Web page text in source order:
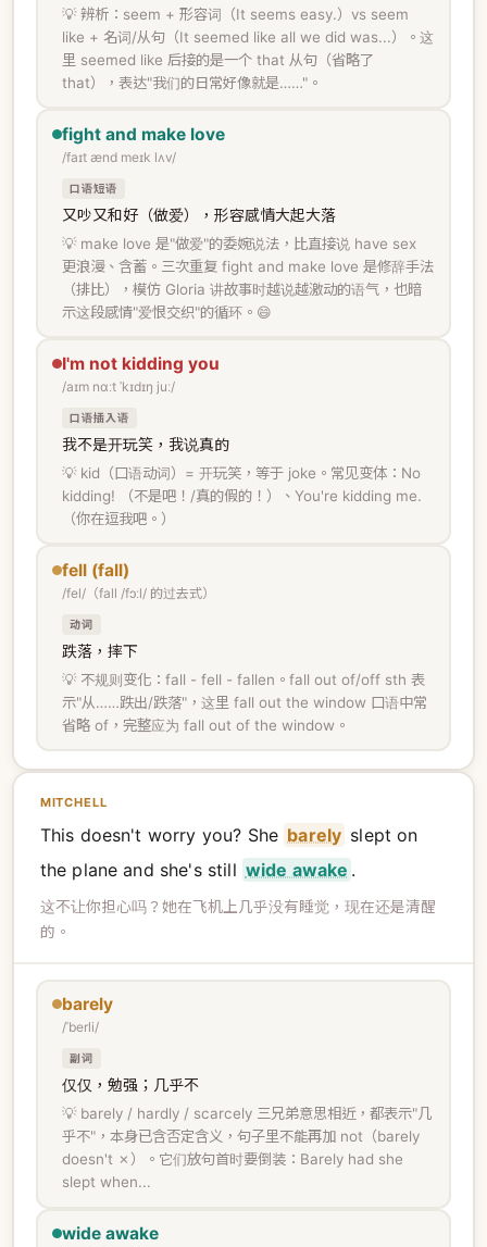
💡 辨析：seem + 形容词（It seems easy.）vs seem
like + 名词/从句（It seemed like all we did was...）。这
里 seemed like 后接的是一个 that 从句（省略了
that），表达"我们的日常好像就是……"。
fight and make love
/faɪt ænd meɪk lʌv/
口语短语
又吵又和好（做爱），形容感情大起大落
💡 make love 是"做爱"的委婉说法，比直接说 have sex
更浪漫、含蓄。三次重复 fight and make love 是修辞手法
（排比），模仿 Gloria 讲故事时越说越激动的语气，也暗
示这段感情"爱恨交织"的循环。😄
I'm not kidding you
/aɪm nɑːt ˈkɪdɪŋ juː/
口语插入语
我不是开玩笑，我说真的
💡 kid（口语动词）= 开玩笑，等于 joke。常见变体：No
kidding! （不是吧！/真的假的！）、You're kidding me.
（你在逗我吧。）
fell (fall)
/fel/（fall /fɔːl/ 的过去式）
动词
跌落，摔下
💡 不规则变化：fall - fell - fallen。fall out of/off sth 表
示"从……跌出/跌落"，这里 fall out the window 口语中常
省略 of，完整应为 fall out of the window。
MITCHELL
This doesn't worry you? She barely slept on
the plane and she's still wide awake .
这不让你担心吗？她在飞机上几乎没有睡觉，现在还是清醒
的。
barely
/ˈberli/
副词
仅仅，勉强；几乎不
💡 barely / hardly / scarcely 三兄弟意思相近，都表示"几
乎不"，本身已含否定含义，句子里不能再加 not（barely
doesn't ✗）。它们放句首时要倒装：Barely had she
slept when...
wide awake